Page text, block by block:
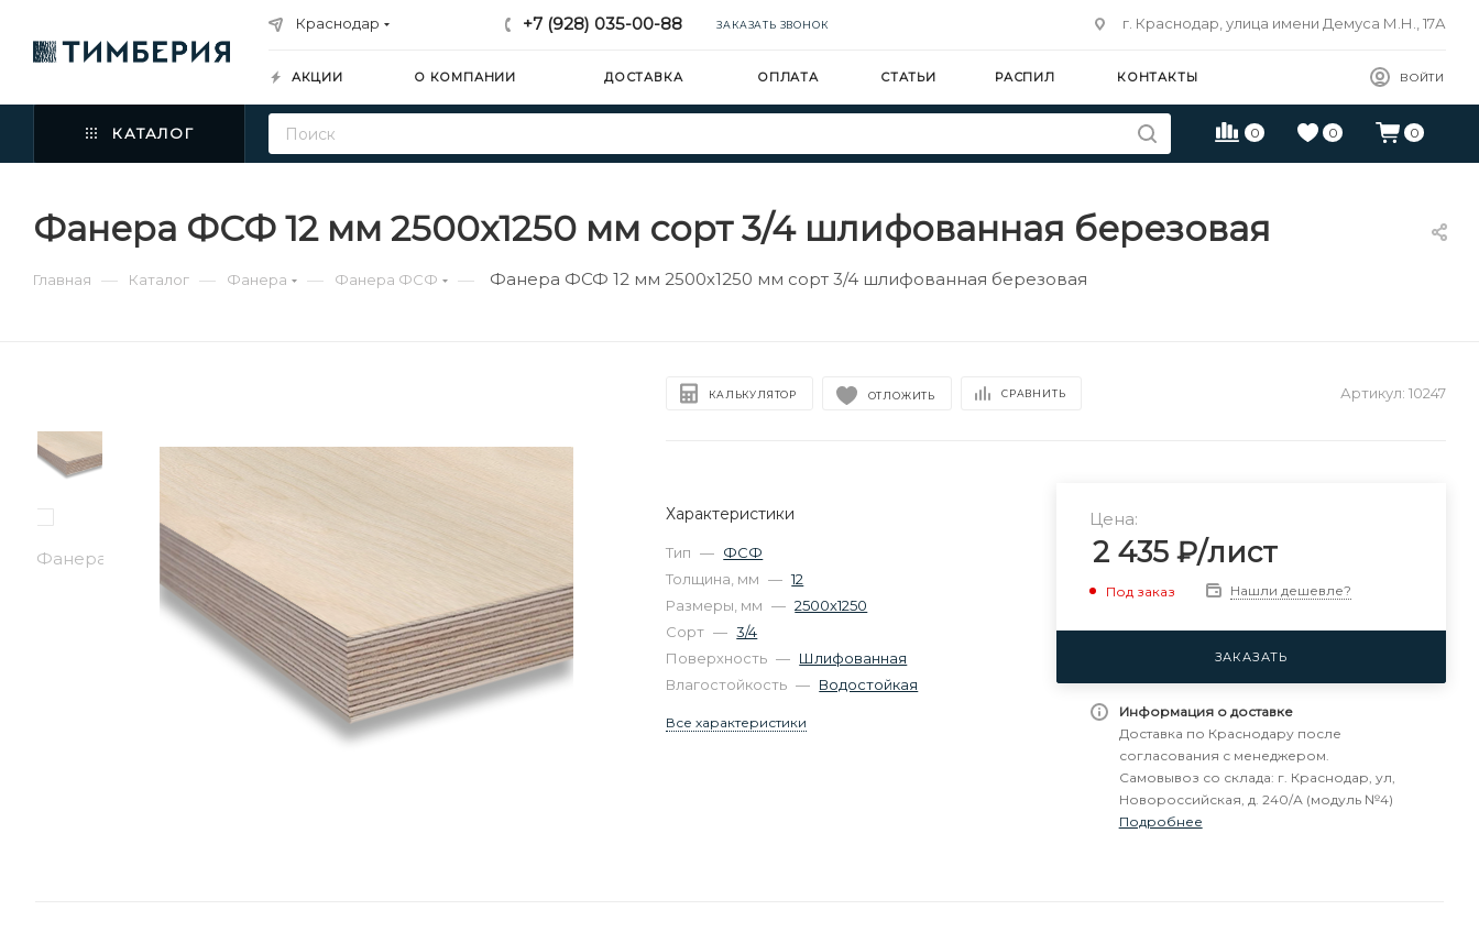
Краснодар +7 (928) 035-00-88 ЗАКАЗАТЬ ЗВОНОК г. Краснодар, улица имени Демуса М.Н., 17А
ВОЙТИ
АКЦИИ О КОМПАНИИ ДОСТАВКА ОПЛАТА СТАТЬИ РАСПИЛ КОНТАКТЫ
0 0 0
КАТАЛОГ
Фанера ФСФ 12 мм 2500х1250 мм сорт 3/4 шлифованная березовая
Главная — Каталог — Фанера — Фанера ФСФ — Фанера ФСФ 12 мм 2500х1250 мм сорт 3/4 шлифованная березовая
КАЛЬКУЛЯТОР ОТЛОЖИТЬ СРАВНИТЬ Артикул: 10247
Характеристики
Тип — ФСФ
Толщина, мм — 12
Размеры, мм — 2500х1250
Сорт — 3/4
Поверхность — Шлифованная
Влагостойкость — Водостойкая
Все характеристики
Цена:
2 435₽/лист
Под заказ Нашли дешевле?
ЗАКАЗАТЬ
Информация о доставке
Доставка по Краснодару после
согласования с менеджером.
Самовывоз со склада: г. Краснодар, ул,
Новороссийская, д. 240/А (модуль №4)
Подробнее